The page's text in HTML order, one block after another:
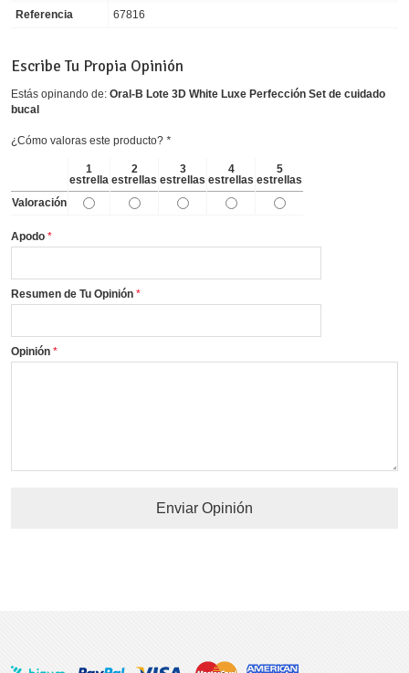
Referencia 67816
Escribe Tu Propia Opinión
Estás opinando de: Oral-B Lote 3D White Luxe Perfección Set de cuidado
bucal
¿Cómo valoras este producto? *
1
estrella
2
estrellas
3
estrellas
4
estrellas
5
estrellas
Valoración
Apodo
Resumen de Tu Opinión
Opinión
Enviar Opinión